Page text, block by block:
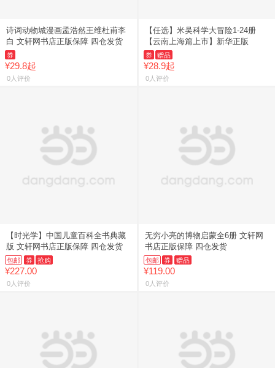
诗词动物城漫画孟浩然王维杜甫李
白 文轩网书店正版保障 四仓发货
券
¥29.8起
0人评价
【任选】米吴科学大冒险1-24册
【云南上海篇上市】新华正版
券 赠品
¥28.9起
0人评价
【时光学】中国儿童百科全书典藏
版 文轩网书店正版保障 四仓发货
包邮 券 抢购
¥227.00
0人评价
无穷小亮的博物启蒙全6册 文轩网
书店正版保障 四仓发货
包邮 券 赠品
¥119.00
0人评价